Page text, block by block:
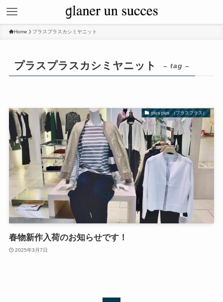
Home プラスプラスカシミヤニット
プラスプラスカシミヤニット – tag –
plus plus （プラスプラス）
春物新作入荷のお知らせです！
2025年3月7日